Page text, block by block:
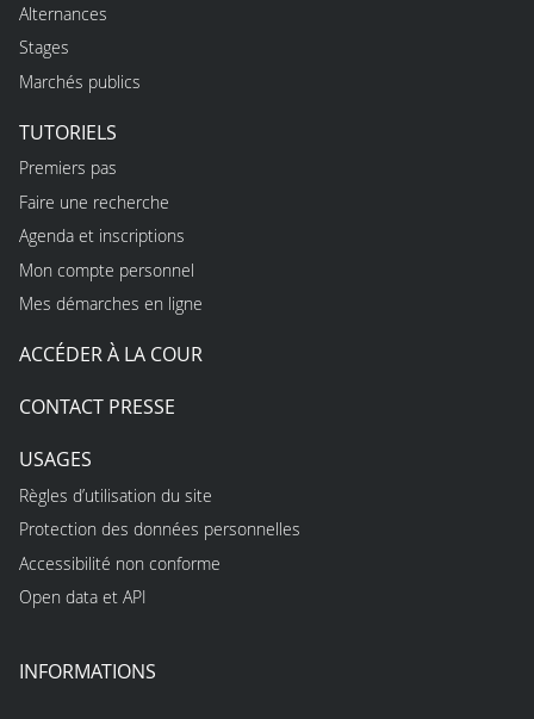
Alternances
Stages
Marchés publics
TUTORIELS
Premiers pas
Faire une recherche
Agenda et inscriptions
Mon compte personnel
Mes démarches en ligne
ACCÉDER À LA COUR
CONTACT PRESSE
USAGES
Règles d’utilisation du site
Protection des données personnelles
Accessibilité non conforme
Open data et API
INFORMATIONS